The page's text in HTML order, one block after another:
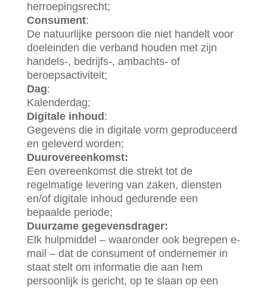
herroepingsrecht;
Consument:
De natuurlijke persoon die niet handelt voor
doeleinden die verband houden met zijn
handels-, bedrijfs-, ambachts- of
beroepsactiviteit;
Dag:
Kalenderdag;
Digitale inhoud :
Gegevens die in digitale vorm geproduceerd
en geleverd worden;
Duurovereenkomst:
Een overeenkomst die strekt tot de
regelmatige levering van zaken, diensten
en/of digitale inhoud gedurende een
bepaalde periode;
Duurzame gegevensdrager:
Elk hulpmiddel – waaronder ook begrepen e-
mail – dat de consument of ondernemer in
staat stelt om informatie die aan hem
persoonlijk is gericht, op te slaan op een